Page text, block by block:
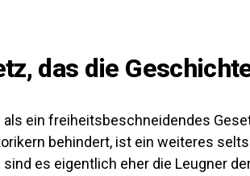
das die
als ein freiheitsbeschneidendes
behindert, ist ein weiteres
es eigentlich eher die Leugner